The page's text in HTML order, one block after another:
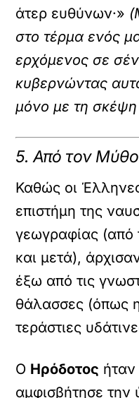
άτερ ευθύνων·»
στο τέρμα ενός
ερχόμενος σε
κυβερνώντας
μόνο με τη σκέψη
5. Από τον
Καθώς οι
επιστήμη της
γεωγραφίας (από
και μετά),
έξω από τις
θάλασσες (όπως
τεράστιες
Ο Ηρόδοτος
αμφισβήτησε την